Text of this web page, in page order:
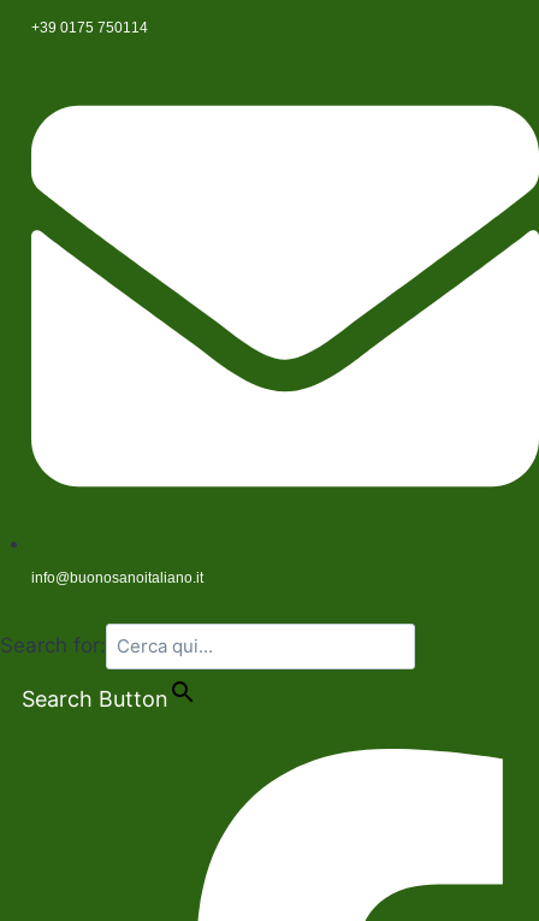
+39 0175 750114
info@buonosanoitaliano.it
Search for:
Search Button